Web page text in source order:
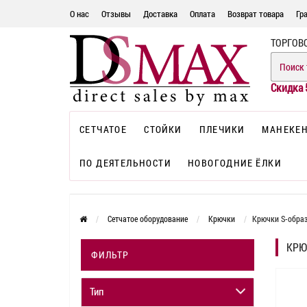
О нас Отзывы Доставка Оплата Возврат товара
Скидка
СЕТЧАТОЕ СТОЙКИ ПЛЕЧИКИ
ПО ДЕЯТЕЛЬНОСТИ НОВОГОДНИЕ ЁЛКИ
Сетчатое оборудование Крючки Крючки S-
ФИЛЬТР
Тип